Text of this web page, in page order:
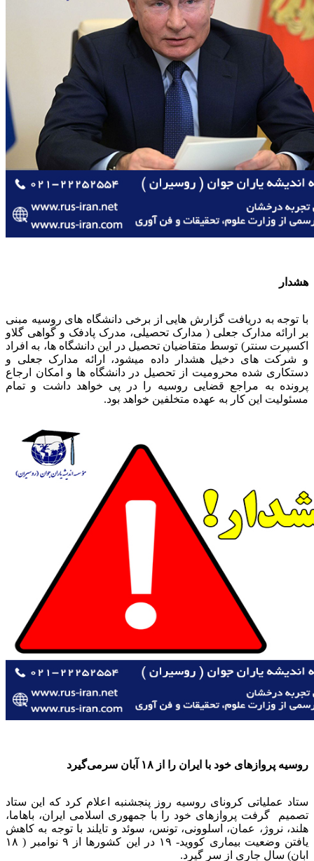
هشدار
با توجه به دریافت گزارش هایی از برخی دانشگاه های روسیه مبنی
بر ارائه مدارک جعلی ( مدارک تحصیلی، مدرک پادفک و گواهی گلاو
اکسپرت سنتر) توسط متقاضیان تحصیل در این دانشگاه ها، به افراد
و شرکت های دخیل هشدار داده میشود، ارائه مدارک جعلی و
دستکاری شده محرومیت از تحصیل در دانشگاه ها و امکان ارجاع
پرونده به مراجع قضایی روسیه را در پی خواهد داشت و تمام
مسئولیت این کار به عهده متخلفین خواهد بود.
روسیه پروازهای خود با ایران را از ۱۸ آبان سرمی‌گیرد
ستاد عملیاتی کروناى روسيه روز پنجشنبه اعلام کرد که این ستاد
تصمیم گرفت پروازهای خود را با جمهوری اسلامی ایران، باهاما،
هلند، نروژ، عمان، اسلوونی، تونس، سوئد و تایلند با توجه به کاهش
یافتن وضعیت بیماری کووید- ۱۹ در این کشورها از ۹ نوامبر ( ۱۸
ابان) سال جاری از سر گیرد.